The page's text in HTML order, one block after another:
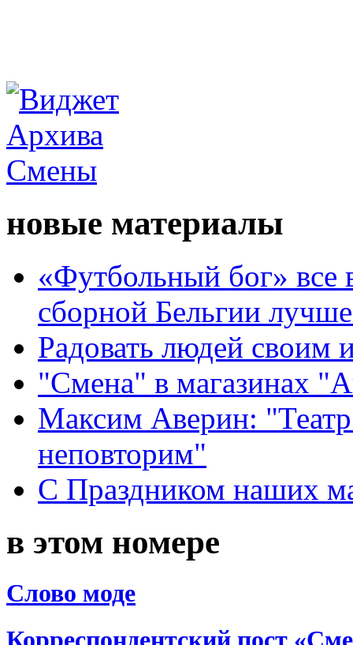
новые материалы
«Футбольный бог» все
сборной Бельгии
Радовать людей своим
"Смена" в магазинах
Максим Аверин:
неповторим"
С Праздником наших
в этом номере
Слово моде